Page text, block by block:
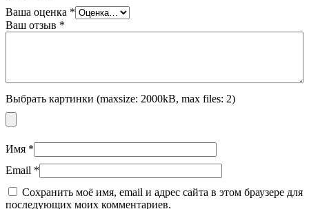
Ваша оценка *
Ваш отзыв *
Выбрать картинки (maxsize: 2000kB, max files: 2)
Имя *
Email *
Сохранить моё имя, email и адрес сайта в этом браузере для
последующих моих комментариев.